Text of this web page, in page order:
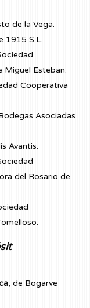
de la Vega.
1915 S.L.
Miguel Esteban.
Cooperativa
Asociadas
Avantis.
del Rosario de
, de Bogarve